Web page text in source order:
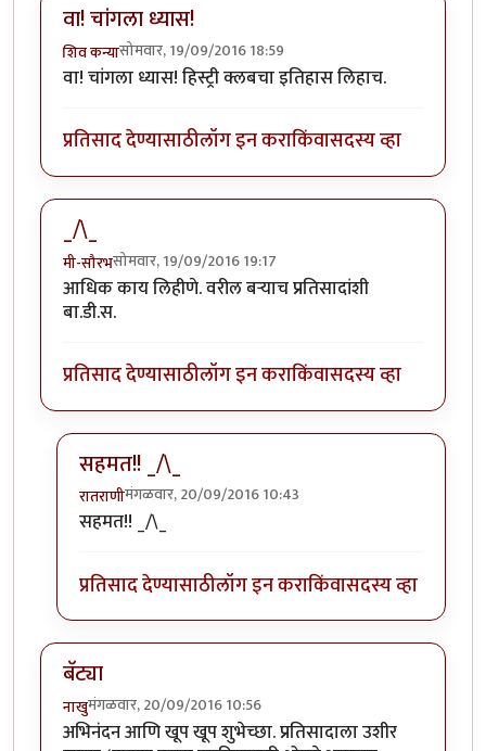
वा! चांगला ध्यास!
शिव कन्यासोमवार, 19/09/2016 18:59
वा! चांगला ध्यास! हिस्ट्री क्लबचा इतिहास लिहाच.
प्रतिसाद देण्यासाठीलॉग इन कराकिंवासदस्य व्हा
_/\_
मी-सौरभसोमवार, 19/09/2016 19:17
आधिक काय लिहीणे. वरील बर्‍याच प्रतिसादांशी
बा.डी.स.
प्रतिसाद देण्यासाठीलॉग इन कराकिंवासदस्य व्हा
सहमत!! _/\_
रातराणीमंगळवार, 20/09/2016 10:43
In reply to
सहमत!! _/\_
प्रतिसाद देण्यासाठीलॉग इन कराकिंवासदस्य व्हा
बॅट्या
नाखुमंगळवार, 20/09/2016 10:56
अभिनंदन आणि खूप खूप शुभेच्छा. प्रतिसादाला उशीर